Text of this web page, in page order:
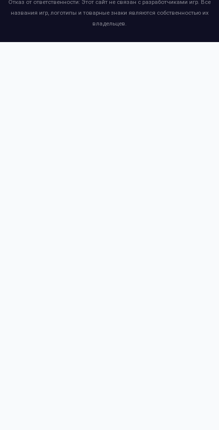
Отказ от ответственности: Этот сайт не связан с разработчиками игр. Все
названия игр, логотипы и товарные знаки являются собственностью их
владельцев.